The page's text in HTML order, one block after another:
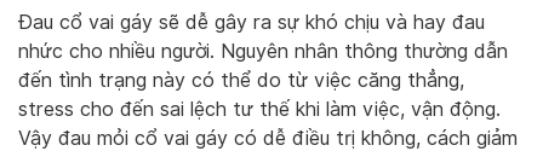
Đau cổ vai gáy sẽ dễ gây ra sự khó chịu và hay đau
nhức cho nhiều người. Nguyên nhân thông thường dẫn
đến tình trạng này có thể do từ việc căng thẳng,
stress cho đến sai lệch tư thế khi làm việc, vận động.
Vậy đau mỏi cổ vai gáy có dễ điều trị không, cách giảm